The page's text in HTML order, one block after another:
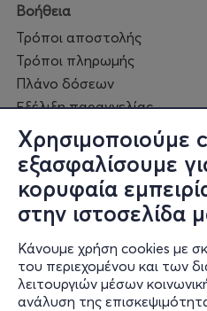
Χρησιμοποιούμε
εξασφαλίσουμε
κορυφαία
στην ιστοσελίδα
Κάνουμε χρήση cookies με
του περιεχομένου και των
λειτουργιών μέσων
ανάλυση της
Βοήθεια
Τρόποι αποστολής
Τρόποι πληρωμής
Πλάνο δόσεων
Εξέλιξη παραγγελίας
Πορεία επισκευής
Συχνές ερωτήσεις και
επικοινωνία
Ο online κόσμος μας
Public GR
Public CY
Publicbusiness.gr